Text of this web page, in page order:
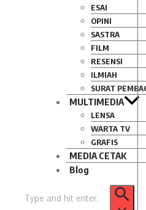
ESAI
OPINI
SASTRA
FILM
RESENSI
ILMIAH
SURAT
MULTIMEDIA
LENSA
WARTA TV
GRAFIS
MEDIA CETAK
Blog
untuk: